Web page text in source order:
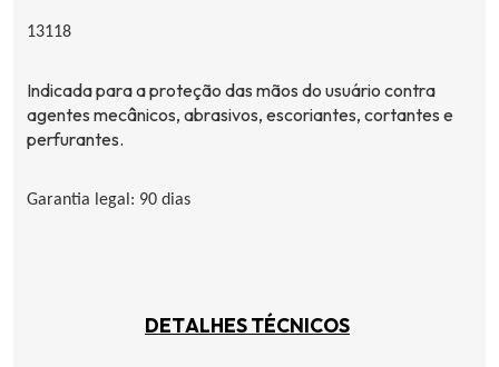
13118
Indicada para a proteção das mãos do usuário contra
agentes mecânicos, abrasivos, escoriantes, cortantes e
perfurantes.
Garantia legal: 90 dias
DETALHES TÉCNICOS